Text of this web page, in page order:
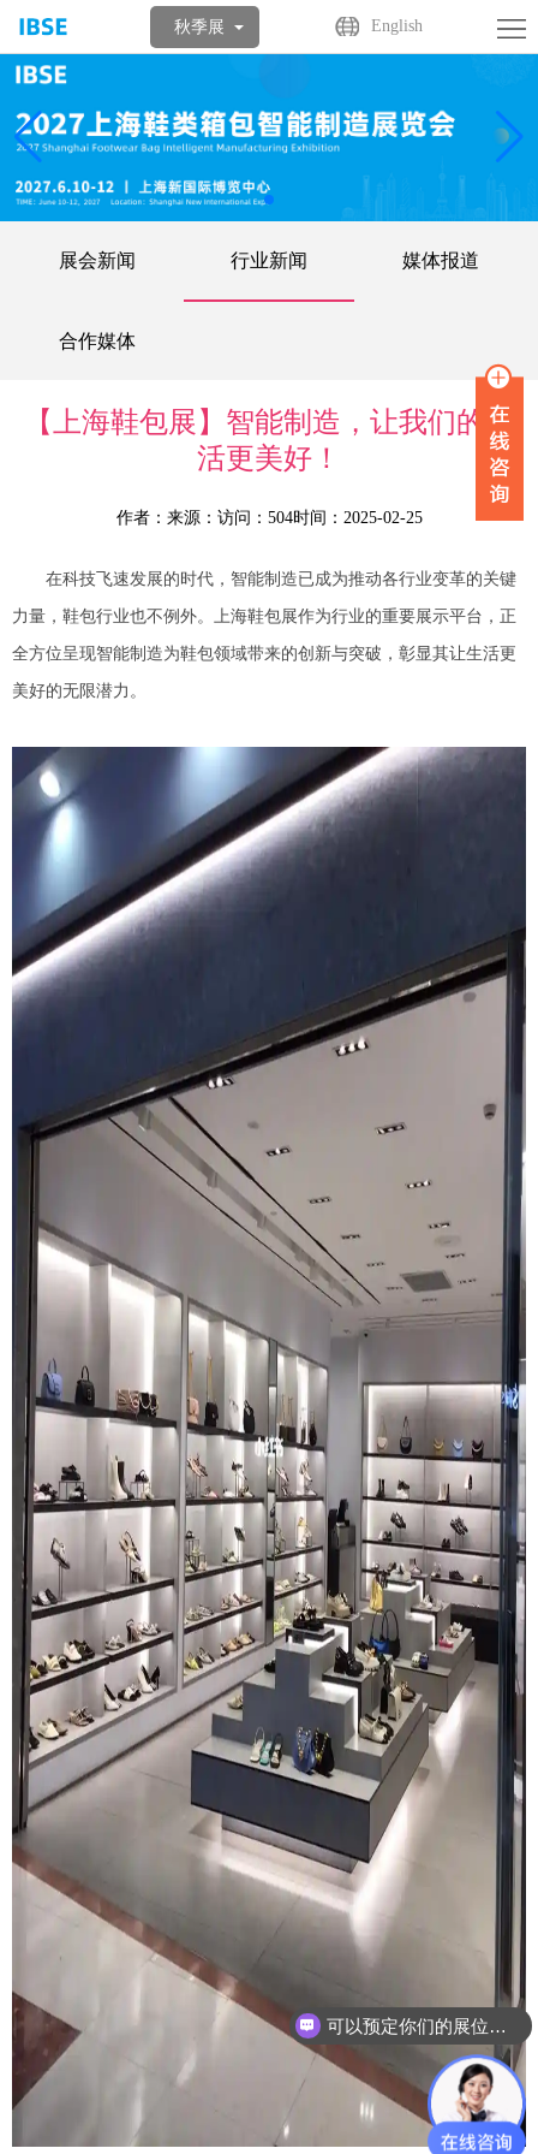
秋季展 English
页
关
于
展
展
商
观
English
展会新闻 行业新闻 媒体报道
合作媒体
【上海鞋包展】智能制造，让我们的生
活更美好！
作者： 来源： 访问：504时间：2025-02-25
在科技飞速发展的时代，智能制造已成为推动各行业变革的关键
力量，鞋包行业也不例外。上海鞋包展作为行业的重要展示平台，正
全方位呈现智能制造为鞋包领域带来的创新与突破，彰显其让生活更
美好的无限潜力。
可以预定你们的展位吗？